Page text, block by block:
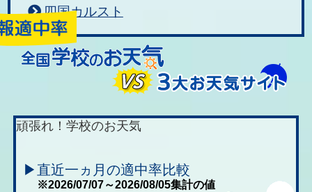
四国カルスト
頑張れ！学校のお天気
▶直近一ヵ月の適中率比較
※2026/07/07～2026/08/05集計の値